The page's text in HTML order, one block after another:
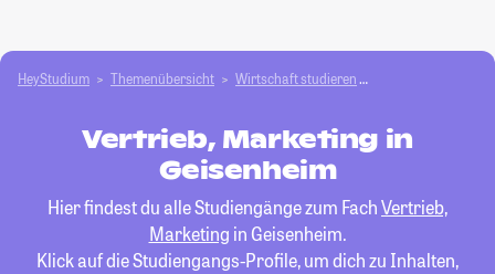
HeyStudium Themenübersicht Wirtschaft studieren
Vertrieb, Marketing in
Geisenheim
Hier findest du alle Studiengänge zum FachVertrieb,
Marketing in Geisenheim.
Klick auf die Studiengangs-Profile, um dich zu Inhalten,